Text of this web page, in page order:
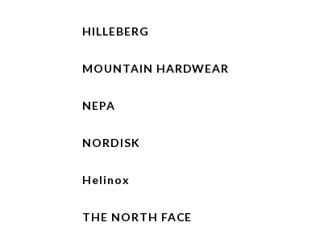
HILLEBERG
MOUNTAIN HARDWEAR
NEPA
NORDISK
Helinox
THE NORTH FACE